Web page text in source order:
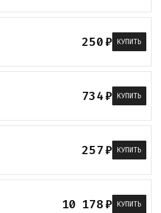
250₽ КУПИТЬ
734₽ КУПИТЬ
257₽ КУПИТЬ
10 178₽ КУПИТЬ